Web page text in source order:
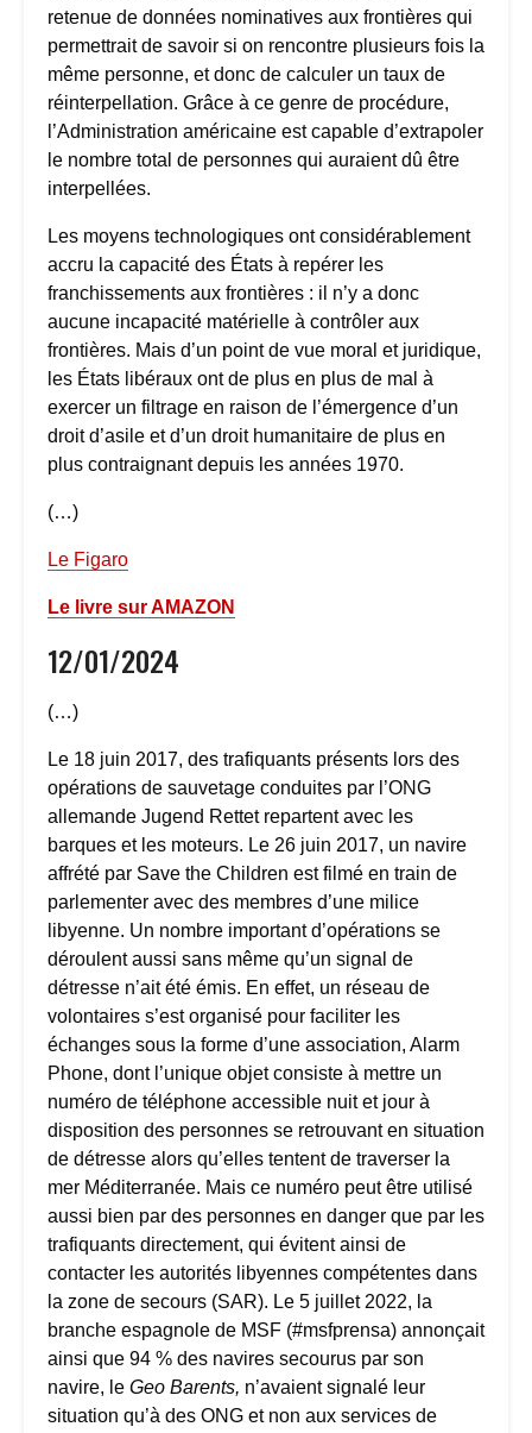
retenue de données nominatives aux frontières qui
permettrait de savoir si on rencontre plusieurs fois la
même personne, et donc de calculer un taux de
réinterpellation. Grâce à ce genre de procédure,
l’Administration américaine est capable d’extrapoler
le nombre total de personnes qui auraient dû être
interpellées.
Les moyens technologiques ont considérablement
accru la capacité des États à repérer les
franchissements aux frontières : il n’y a donc
aucune incapacité matérielle à contrôler aux
frontières. Mais d’un point de vue moral et juridique,
les États libéraux ont de plus en plus de mal à
exercer un filtrage en raison de l’émergence d’un
droit d’asile et d’un droit humanitaire de plus en
plus contraignant depuis les années 1970.
(…)
Le Figaro
Le livre sur AMAZON
12/01/2024
(…)
Le 18 juin 2017, des trafiquants présents lors des
opérations de sauvetage conduites par l’ONG
allemande Jugend Rettet repartent avec les
barques et les moteurs. Le 26 juin 2017, un navire
affrété par Save the Children est filmé en train de
parlementer avec des membres d’une milice
libyenne. Un nombre important d’opérations se
déroulent aussi sans même qu’un signal de
détresse n’ait été émis. En effet, un réseau de
volontaires s’est organisé pour faciliter les
échanges sous la forme d’une association, Alarm
Phone, dont l’unique objet consiste à mettre un
numéro de téléphone accessible nuit et jour à
disposition des personnes se retrouvant en situation
de détresse alors qu’elles tentent de traverser la
mer Méditerranée. Mais ce numéro peut être utilisé
aussi bien par des personnes en danger que par les
trafiquants directement, qui évitent ainsi de
contacter les autorités libyennes compétentes dans
la zone de secours (SAR). Le 5 juillet 2022, la
branche espagnole de MSF (#msfprensa) annonçait
ainsi que 94 % des navires secourus par son
navire, le Geo Barents, n’avaient signalé leur
situation qu’à des ONG et non aux services de